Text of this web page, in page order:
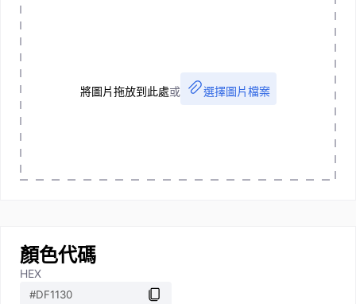
將圖片拖放到此處或 選擇圖片檔案
顏色代碼
HEX